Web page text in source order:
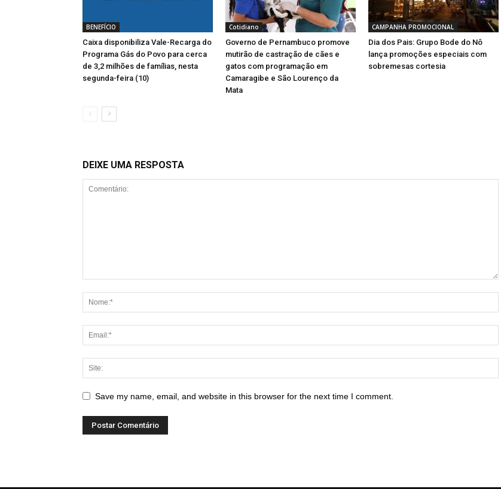
BENEFÍCIO
Caixa disponibiliza Vale-Recarga do
Programa Gás do Povo para cerca
de 3,2 milhões de famílias, nesta
segunda-feira (10)
Cotidiano
Governo de Pernambuco promove
mutirão de castração de cães e
gatos com programação em
Camaragibe e São Lourenço da
Mata
CAMPANHA PROMOCIONAL
Dia dos Pais: Grupo Bode do Nô
lança promoções especiais com
sobremesas cortesia
DEIXE UMA RESPOSTA
Save my name, email, and website in this browser for the next time I comment.